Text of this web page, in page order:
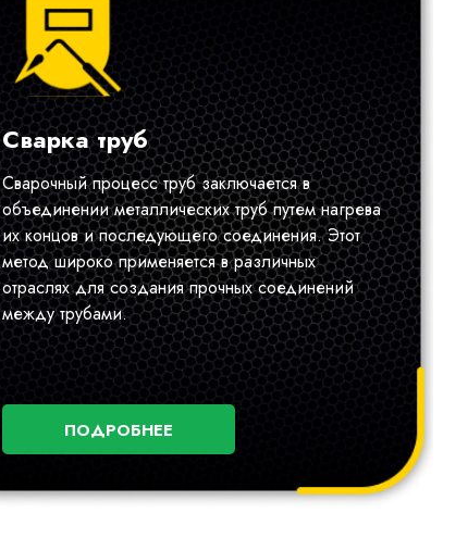
Сварка труб
Сварочный процесс труб заключается в
объединении металлических труб путем нагрева
их концов и последующего соединения. Этот
метод широко применяется в различных
отраслях для создания прочных соединений
между трубами.
ПОДРОБНЕЕ